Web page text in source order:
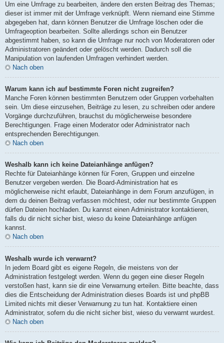
Um eine Umfrage zu bearbeiten, ändere den ersten Beitrag des Themas;
dieser ist immer mit der Umfrage verknüpft. Wenn niemand eine Stimme
abgegeben hat, dann können Benutzer die Umfrage löschen oder die
Umfrageoption bearbeiten. Sollte allerdings schon ein Benutzer
abgestimmt haben, so kann die Umfrage nur noch von Moderatoren oder
Administratoren geändert oder gelöscht werden. Dadurch soll die
Manipulation von laufenden Umfragen verhindert werden.
Nach oben
Warum kann ich auf bestimmte Foren nicht zugreifen?
Manche Foren können bestimmten Benutzern oder Gruppen vorbehalten
sein. Um diese einzusehen, Beiträge zu lesen, zu schreiben oder andere
Vorgänge durchzuführen, brauchst du möglicherweise besondere
Berechtigungen. Frage einen Moderator oder Administrator nach
entsprechenden Berechtigungen.
Nach oben
Weshalb kann ich keine Dateianhänge anfügen?
Rechte für Dateianhänge können für Foren, Gruppen und einzelne
Benutzer vergeben werden. Die Board-Administration hat es
möglicherweise nicht erlaubt, Dateianhänge in dem Forum anzufügen, in
dem du deinen Beitrag verfassen möchtest, oder nur bestimmte Gruppen
dürfen Dateien hochladen. Du kannst einen Administrator kontaktieren,
falls du dir nicht sicher bist, wieso du keine Dateianhänge anfügen
kannst.
Nach oben
Weshalb wurde ich verwarnt?
In jedem Board gibt es eigene Regeln, die meistens von der
Administration festgelegt werden. Wenn du gegen eine dieser Regeln
verstoßen hast, kann sie dir eine Verwarnung erteilen. Bitte beachte, dass
dies die Entscheidung der Administration dieses Boards ist und phpBB
Limited nichts mit dieser Verwarnung zu tun hat. Kontaktiere einen
Administrator, sofern du die nicht sicher bist, wieso du verwarnt wurdest.
Nach oben